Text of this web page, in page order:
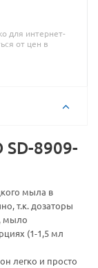
для интернет-
от цен в
8909-
мыла в
т.к. дозаторы
мыло
(1-1,5 мл
легко и просто